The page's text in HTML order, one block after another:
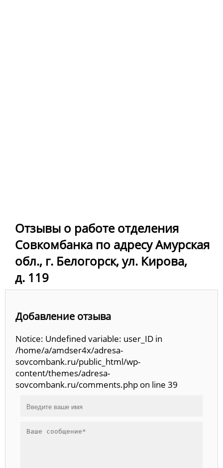
Отзывы о работе отделения
Совкомбанка по адресу Амурская
обл., г. Белогорск, ул. Кирова,
д. 119
Добавление отзыва
Notice: Undefined variable: user_ID in
/home/a/amdser4x/adresa-
sovcombank.ru/public_html/wp-
content/themes/adresa-
sovcombank.ru/comments.php on line 39